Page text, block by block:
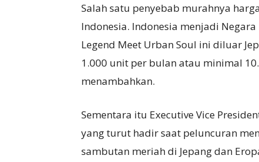
Salah satu penyebab murahnya
Indonesia. Indonesia menjadi
Legend Meet Urban Soul ini diluar
1.000 unit per bulan atau minimal
menambahkan.
Sementara itu Executive Vice
yang turut hadir saat peluncuran
sambutan meriah di Jepang dan